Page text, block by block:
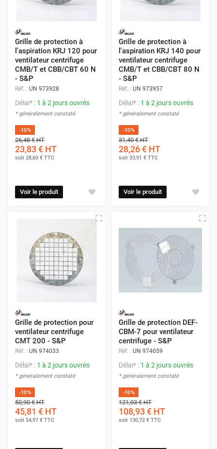
Grille de protection à
l'aspiration KRJ 120 pour
ventilateur centrifuge
CMB/T et CBB/CBT 60 N
- S&P
Réf. : UN 973928
Délai* : 1 à 2 jours ouvrés
* généralement constaté
-10%
26,48 €HT
23,83 € HT
soit 28,60 € TTC
Voir le produit
Grille de protection à
l'aspiration KRJ 140 pour
ventilateur centrifuge
CMB/T et CBB/CBT 80 N
- S&P
Réf. : UN 973957
Délai* : 1 à 2 jours ouvrés
* généralement constaté
-10%
31,40 €HT
28,26 € HT
soit 33,91 € TTC
Voir le produit
Grille de protection pour
ventilateur centrifuge
CMT 200 - S&P
Réf. : UN 974033
Délai* : 1 à 2 jours ouvrés
* généralement constaté
-10%
50,90 €HT
45,81 € HT
soit 54,97 € TTC
Grille de protection DEF-
CBM-7 pour ventilateur
centrifuge - S&P
Réf. : UN 974059
Délai* : 1 à 2 jours ouvrés
* généralement constaté
-10%
121,03 €HT
108,93 € HT
soit 130,72 € TTC